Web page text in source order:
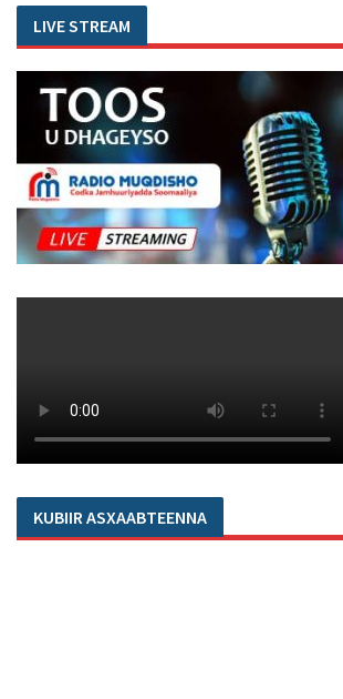
LIVE STREAM
KUBIIR ASXAABTEENNA